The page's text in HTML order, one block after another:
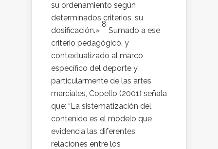
su ordenamiento según
determinados criterios, su
dosificación.»
8
Sumado a ese
criterio pedagógico, y
contextualizado al marco
específico del deporte y
particularmente de las artes
marciales, Copello (2001) señala
que: “La sistematización del
contenido es el modelo que
evidencia las diferentes
relaciones entre los